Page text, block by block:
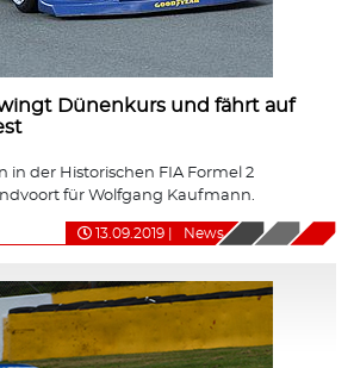
Dünenkurs und fährt auf
in der Historischen FIA Formel 2
für Wolfgang Kaufmann.
13.09.2019 News